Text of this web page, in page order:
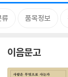
류 품목정보
이음문고